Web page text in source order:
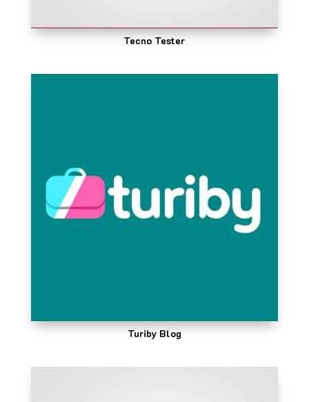
Tecno Tester
Turiby Blog